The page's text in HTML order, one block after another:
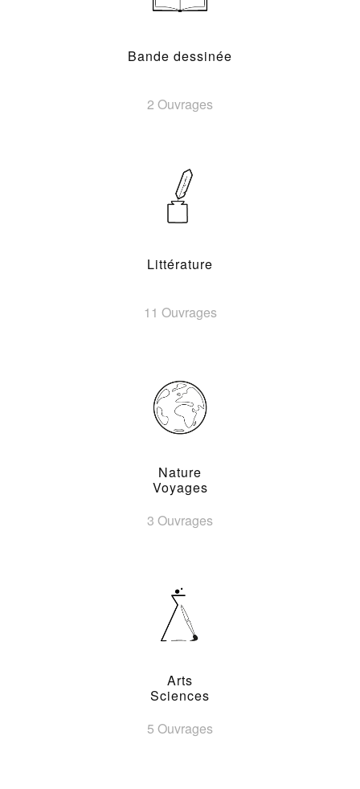
Bande dessinée
2 Ouvrages
Littérature
11 Ouvrages
Nature
Voyages
3 Ouvrages
Arts
Sciences
5 Ouvrages